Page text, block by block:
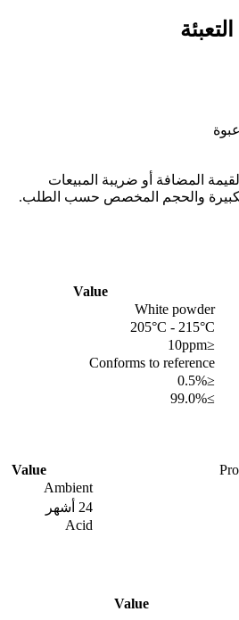
المضافة أو ضريبة المبيعات
والحجم المخصص حسب الطلب.
Value
White powder
205°C - 215°C
≤10ppm
Conforms to reference
≤0.5%
≥99.0%
Value
Ambient
24 أشهر
Acid
Value